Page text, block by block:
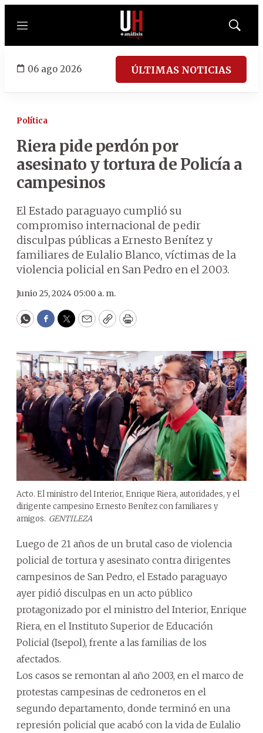
Menú
Mostrar
06 ago 2026 ÚLTIMAS NOTICIAS
Política
Riera pide perdón por
asesinato y tortura de Policía a
campesinos
El Estado paraguayo cumplió su
compromiso internacional de pedir
disculpas públicas a Ernesto Benítez y
familiares de Eulalio Blanco, víctimas de la
violencia policial en San Pedro en el 2003.
Junio 25, 2024 05:00 a. m.
WhatsApp
Facebook
Twitter
EmailCopyPrint
Acto. El ministro del Interior, Enrique Riera, autoridades, y el
dirigente campesino Ernesto Benítez con familiares y
amigos. GENTILEZA
Luego de 21 años de un brutal caso de violencia
policial de tortura y asesinato contra dirigentes
campesinos de San Pedro, el Estado paraguayo
ayer pidió disculpas en un acto público
protagonizado por el ministro del Interior, Enrique
Riera, en el Instituto Superior de Educación
Policial (Isepol), frente a las familias de los
afectados.
Los casos se remontan al año 2003, en el marco de
protestas campesinas de cedroneros en el
segundo departamento, donde terminó en una
represión policial que acabó con la vida de Eulalio